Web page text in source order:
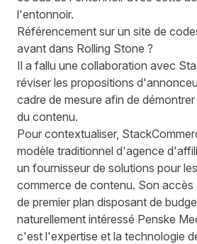
l'entonnoir.
Référencement sur un site de
avant dans Rolling Stone ?
Il a fallu une collaboration avec
réviser les propositions
cadre de mesure afin de
du contenu.
Pour contextualiser,
modèle traditionnel d'agence
un fournisseur de solutions pour
commerce de contenu. Son accès
de premier plan disposant de
naturellement intéressé Penske
c'est l'expertise et la technologie